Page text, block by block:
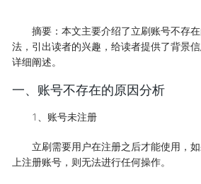
摘要：本文主要介绍了立刷账号不存
法，引出读者的兴趣，给读者提供了背景
详细阐述。
一、账号不存在的原因分析
1、账号未注册
立刷需要用户在注册之后才能使用，
上注册账号，则无法进行任何操作。